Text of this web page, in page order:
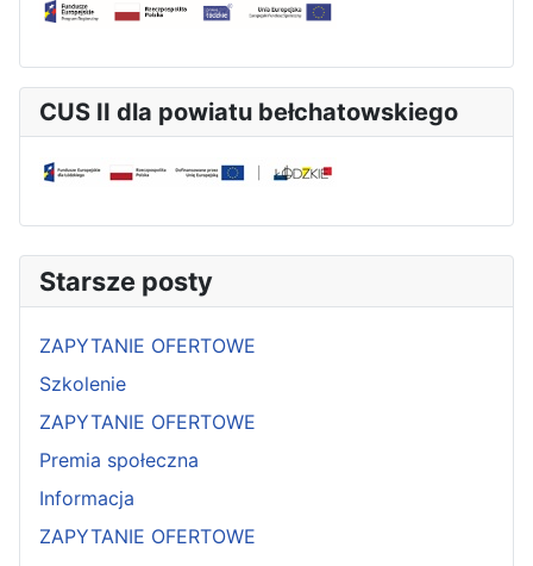
CUS II dla powiatu bełchatowskiego
Starsze posty
ZAPYTANIE OFERTOWE
Szkolenie
ZAPYTANIE OFERTOWE
Premia społeczna
Informacja
ZAPYTANIE OFERTOWE